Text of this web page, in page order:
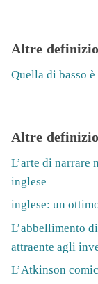
Altre
Quella di basso
Altre
L’arte di narrare
inglese
inglese: un
L’abbellimento
attraente agli
L’Atkinson